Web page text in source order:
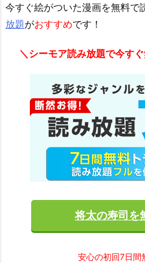
今すぐ絵がついた漫画を無料で
放題がおすすめです！
＼シーモア読み放題で今す
将太の寿司を
安心の初回7日間